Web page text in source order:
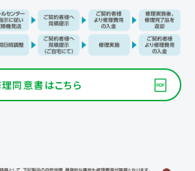
同意書はこちら